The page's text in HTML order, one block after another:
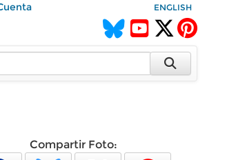
ENGLISH
Compartir Foto: